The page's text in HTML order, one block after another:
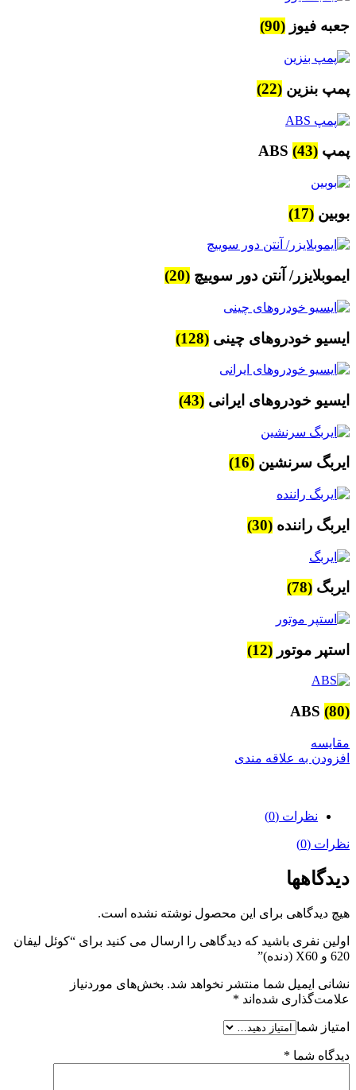
جعبه فیوز (90)
پمپ بنزین (22)
پمپ ABS (43)
بوبین (17)
ایموبلایزر/ آنتن دور سوییچ (20)
ایسیو خودروهای چینی (128)
ایسیو خودروهای ایرانی (43)
ایربگ سرنشین (16)
ایربگ راننده (30)
ایربگ (78)
استپر موتور (12)
ABS (80)
مقایسه
افزودن به علاقه مندی
نظرات (0)
نظرات (0)
دیدگاهها
هیچ دیدگاهی برای این محصول نوشته نشده است.
اولین نفری باشید که دیدگاهی را ارسال می کنید برای “کوئل لیفان
620 و X60 (دنده)”
نشانی ایمیل شما منتشر نخواهد شد. بخش‌های موردنیاز
علامت‌گذاری شده‌اند *
امتیاز شما
دیدگاه شما *